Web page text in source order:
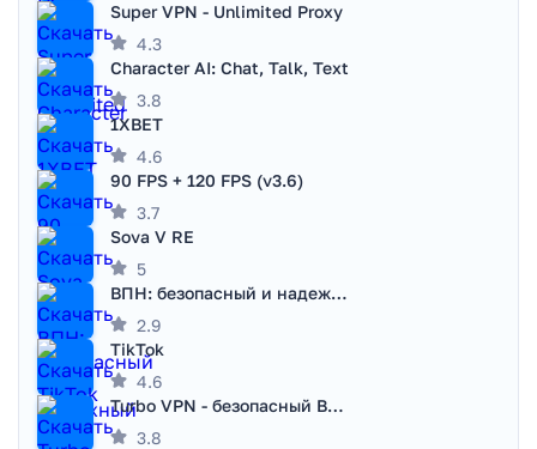
Super VPN - Unlimited Proxy
4.3
Character AI: Chat, Talk, Text
3.8
1XBET
4.6
90 FPS + 120 FPS (v3.6)
3.7
Sova V RE
5
ВПН: безопасный и надежный VPN
2.9
TikTok
4.6
Turbo VPN - безопасный ВПН
3.8